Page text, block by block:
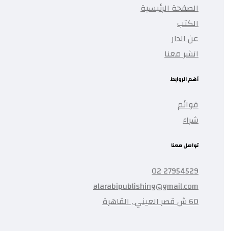
الصفحة الرئيسية
الكتب
عن الدار
انشر معنا
أهم الروابط
قوائم
شراء
تواصل معنا
27954529 02
alarabipublishing@gmail.com
60 ش قصر العيني , القاهرة